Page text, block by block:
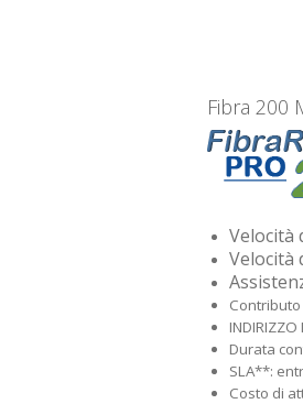
Fibra 200
Velocità
Velocità
INDIRIZZO
Durata
SLA**:
Costo di